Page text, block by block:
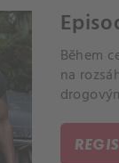
Během
na